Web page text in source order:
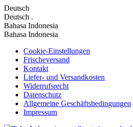
Deutsch
Deutsch .
Bahasa Indonesia
Bahasa Indonesia
Cookie-Einstellungen
Frischeversand
Kontakt
Liefer- und Versandkosten
Widerrufsrecht
Datenschutz
Allgemeine Geschäftsbedingungen
Impressum